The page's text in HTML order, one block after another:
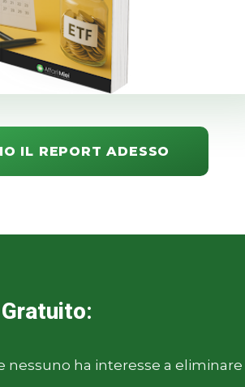
IL REPORT ADESSO
:
nessuno ha interesse a